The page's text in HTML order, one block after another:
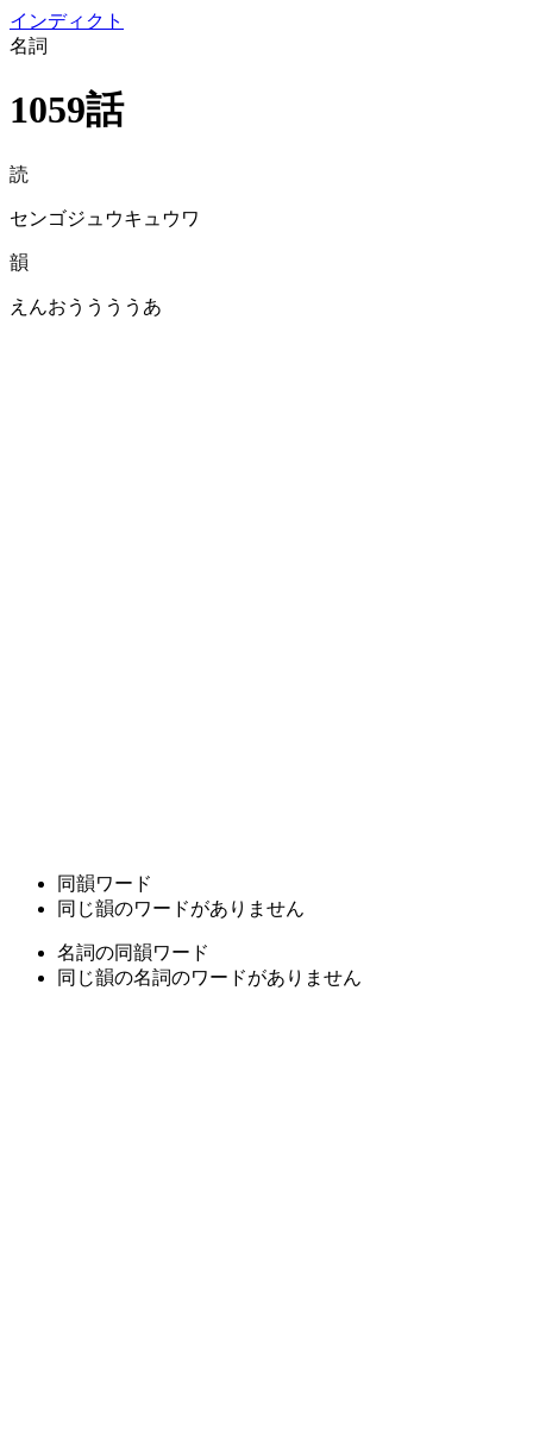
インディクト
名詞
1059話
読
センゴジュウキュウワ
韻
えんおううううあ
同韻ワード
同じ韻のワードがありません
名詞の同韻ワード
同じ韻の名詞のワードがありません